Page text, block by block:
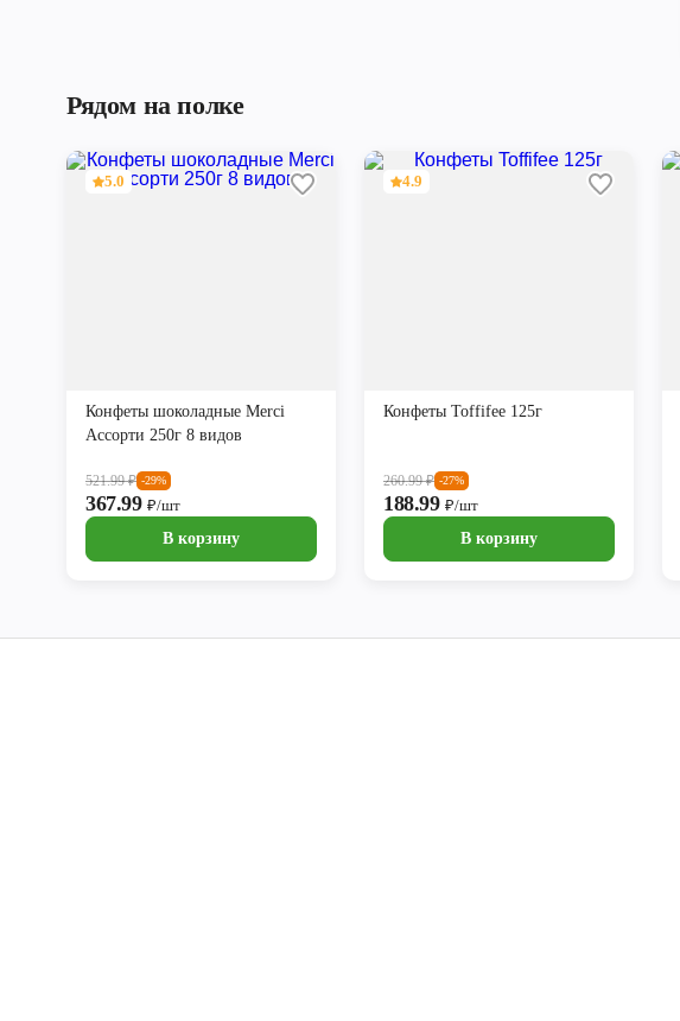
Рядом на полке
5.0
Конфеты шоколадные Merci
Ассорти 250г 8 видов
521.99₽ -29%
367.99₽/шт
В корзину
4.9
Конфеты Toffifee 125г
260.99₽ -27%
188.99₽/шт
В корзину